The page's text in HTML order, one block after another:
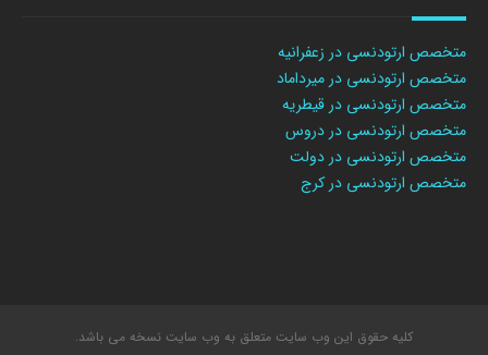
متخصص ارتودنسی در زعفرانیه
متخصص ارتودنسی در میرداماد
متخصص ارتودنسی در قیطریه
متخصص ارتودنسی در دروس
متخصص ارتودنسی در دولت
متخصص ارتودنسی در کرج
کلیه حقوق این وب سایت متعلق به وب سایت نسخه می باشد.